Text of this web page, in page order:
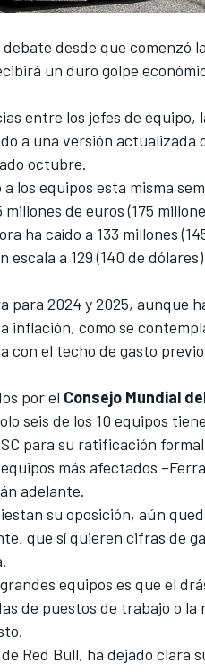
desde que comenzó
un duro golpe
entre los jefes de equipo,
a una versión
octubre.
los equipos esta misma
millones de euros(175
ha caído a 133 millones
a 129 (140 de
2024 y 2025, aunque
inflación, como se
el techo de gasto
por el Consejo Mundial
seis de los 10 equipos
para su ratificación
más afectados –
adelante.
su oposición, aún
que sí quieren cifras de
equipos es que el
de puestos de trabajo o la
Red Bull, ha dejado clara